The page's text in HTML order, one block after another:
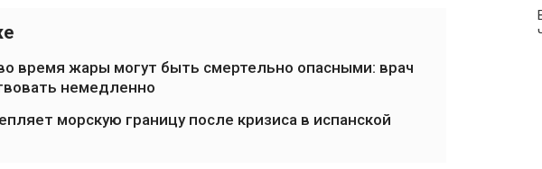
время жары могут быть смертельно опасными: врач
немедленно
морскую границу после кризиса в испанской